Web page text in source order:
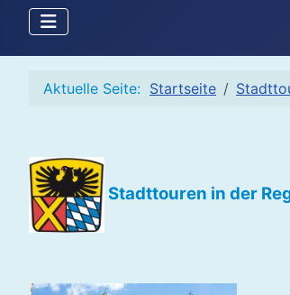
Aktuelle Seite: Startseite
Stadttouren in der